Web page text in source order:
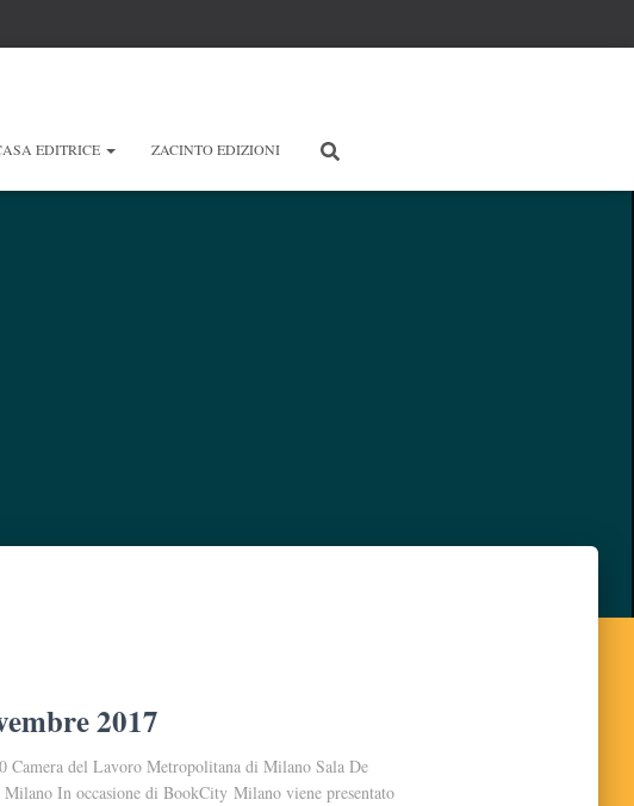
EDITRICE ZACINTO EDIZIONI
2017
Camera del Lavoro Metropolitana di Milano Sala De
In occasione di BookCity Milano viene presentato